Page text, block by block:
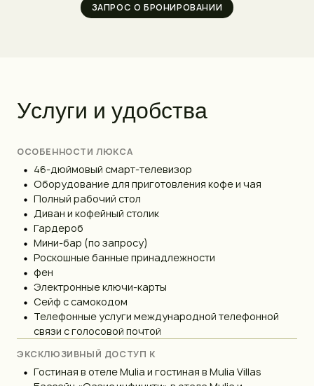
ЗАПРОС О БРОНИРОВАНИИ
Услуги и удобства
ОСОБЕННОСТИ ЛЮКСА
46-дюймовый смарт-телевизор
Оборудование для приготовления кофе и чая
Полный рабочий стол
Диван и кофейный столик
Гардероб
Мини-бар (по запросу)
Роскошные банные принадлежности
фен
Электронные ключи-карты
Сейф с самокодом
Телефонные услуги международной телефонной
связи с голосовой почтой
ЭКСКЛЮЗИВНЫЙ ДОСТУП К
Гостиная в отеле Mulia и гостиная в Mulia Villas